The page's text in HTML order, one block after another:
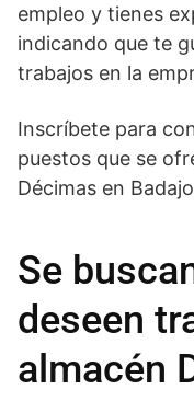
empleo y tienes
indicando que te
trabajos en la
Inscríbete para
puestos que se
Décimas en
Se
deseen
almacén